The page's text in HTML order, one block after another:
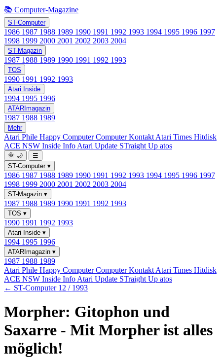
📚 Computer-Magazine
ST-Computer
1986 1987 1988 1989 1990 1991 1992 1993 1994 1995 1996 1997
1998 1999 2000 2001 2002 2003 2004
ST-Magazin
1987 1988 1989 1990 1991 1992 1993
TOS
1990 1991 1992 1993
Atari Inside
1994 1995 1996
ATARImagazin
1987 1988 1989
Mehr
Atari Phile Happy ComputerComputer Kontakt Atari Times Hitdisk
ACE NSW Inside Info Atari Update STraight Up atos
🌞 🌙
☰
ST-Computer ▾
1986 1987 1988 1989 1990 1991 1992 1993 1994 1995 1996 1997
1998 1999 2000 2001 2002 2003 2004
ST-Magazin ▾
1987 1988 1989 1990 1991 1992 1993
TOS ▾
1990 1991 1992 1993
Atari Inside ▾
1994 1995 1996
ATARImagazin ▾
1987 1988 1989
Atari Phile Happy ComputerComputer Kontakt Atari Times Hitdisk
ACE NSW Inside Info Atari Update STraight Up atos
← ST-Computer 12 / 1993
Morpher: Gitophon und
Saxarre - Mit Morpher ist alles
möglich!